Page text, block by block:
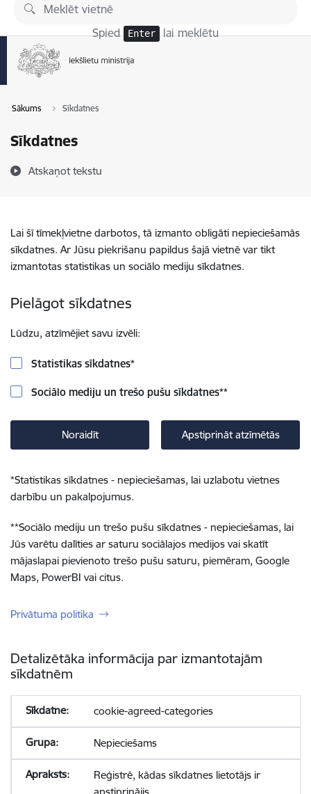
Pāriet uz lapas saturu
Spied Enter lai meklētu
Sākums Sīkdatnes
Sīkdatnes
Atskaņot tekstu
Lai šī tīmekļvietne darbotos, tā izmanto obligāti nepieciešamās
sīkdatnes. Ar Jūsu piekrišanu papildus šajā vietnē var tikt
izmantotas statistikas un sociālo mediju sīkdatnes.
Pielāgot sīkdatnes
Lūdzu, atzīmējiet savu izvēli:
Statistikas sīkdatnes*
Sociālo mediju un trešo pušu sīkdatnes**
Noraidīt Apstiprināt atzīmētās
*Statistikas sīkdatnes - nepieciešamas, lai uzlabotu vietnes
darbību un pakalpojumus.
**Sociālo mediju un trešo pušu sīkdatnes - nepieciešamas, lai
Jūs varētu dalīties ar saturu sociālajos medijos vai skatīt
mājaslapai pievienoto trešo pušu saturu, piemēram, Google
Maps, PowerBI vai citus.
Privātuma politika
Detalizētāka informācija par izmantotajām
sīkdatnēm
cookie-agreed-categories
Nepieciešams
Reģistrē, kādas sīkdatnes lietotājs ir